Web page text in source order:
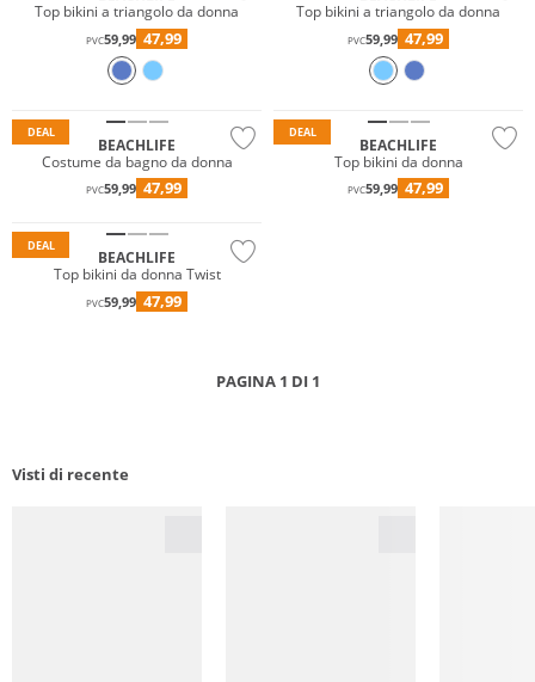
Top bikini a triangolo da donna
PVC59,99 47,99
Top bikini a triangolo da donna
PVC59,99 47,99
DEAL
BEACHLIFE
Costume da bagno da donna
PVC59,99 47,99
DEAL
BEACHLIFE
Top bikini da donna
PVC59,99 47,99
DEAL
BEACHLIFE
Top bikini da donna Twist
PVC59,99 47,99
PAGINA 1 DI 1
Visti di recente